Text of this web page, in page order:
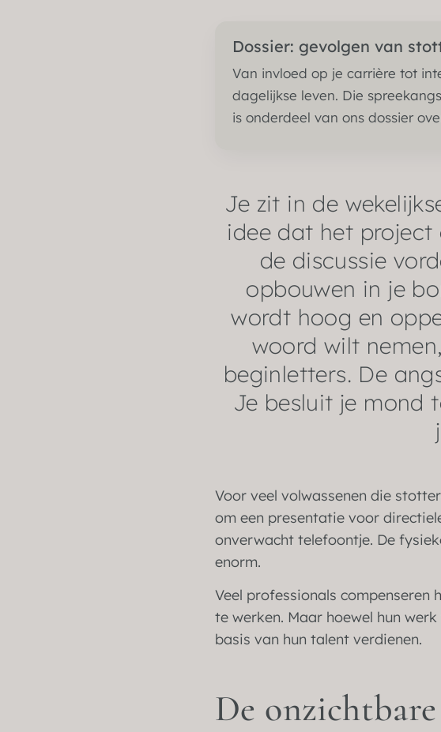
Dossier: gevolgen van
Van invloed op je carrière tot
dagelijkse leven. Die
is onderdeel van ons dossier
Je zit in de
idee dat het
de discussie
opbouwen in je
wordt hoog en
woord wilt
beginletters. De
Je besluit je mond
Voor veel volwassenen die
om een presentatie voor
onverwacht telefoontje. De
enorm.
Veel professionals compenseren
te werken. Maar hoewel hun
basis van hun talent verdienen.
De